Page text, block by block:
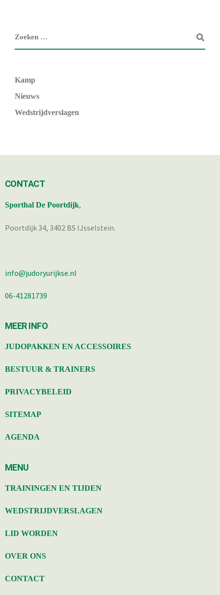
Kamp
Nieuws
Wedstrijdverslagen
CONTACT
Sporthal De Poortdijk,
Poortdijk 34, 3402 BS IJsselstein.
info@judoryurijkse.nl
06-41281739
MEER INFO
JUDOPAKKEN EN ACCESSOIRES
BESTUUR & TRAINERS
PRIVACYBELEID
SITEMAP
AGENDA
MENU
TRAININGEN EN TIJDEN
WEDSTRIJDVERSLAGEN
LID WORDEN
OVER ONS
CONTACT